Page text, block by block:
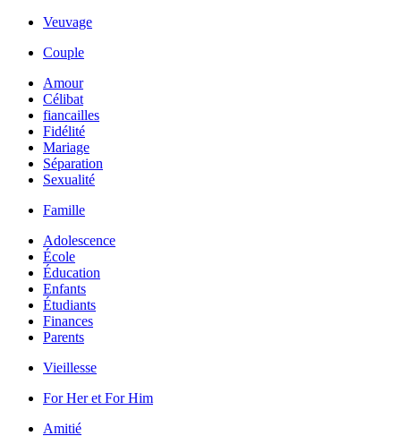
Veuvage
Couple
Amour
Célibat
fiancailles
Fidélité
Mariage
Séparation
Sexualité
Famille
Adolescence
École
Éducation
Enfants
Étudiants
Finances
Parents
Vieillesse
For Her et For Him
Amitié